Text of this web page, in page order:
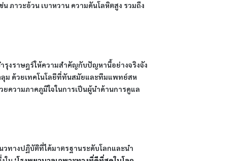
ภาวะอ้วน เบาหวาน ความดันโลหิตสูง รวมถึง
รุงราษฎร์ให้ความสำคัญกับปัญหานี้อย่างจริงจัง
ม ด้วยเทคโนโลยีที่ทันสมัยและทีมแพทย์สห
วามภาคภูมิใจในการเป็นผู้นำด้านการดูแล
ทางปฏิบัติที่ได้มาตรฐานระดับโลกและนำ